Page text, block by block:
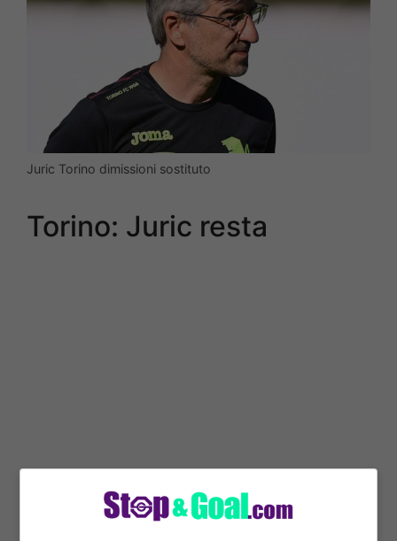
Juric Torino dimissioni sostituto
Torino: Juric resta
Pare che l’allenatore abbia deciso di